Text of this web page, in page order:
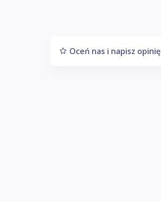
Oceń nas i napisz opinię